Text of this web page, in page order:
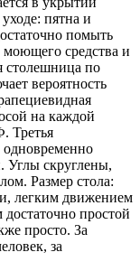
пятна и
помыть
средства и
столешница по
вероятность
на каждой
Третья
одновременно
Углы скруглены,
Размер стола:
легким движением
простой
просто. За
за